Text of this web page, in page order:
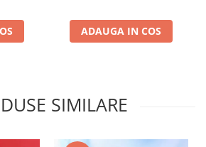
ADAUGA IN COS
SIMILARE